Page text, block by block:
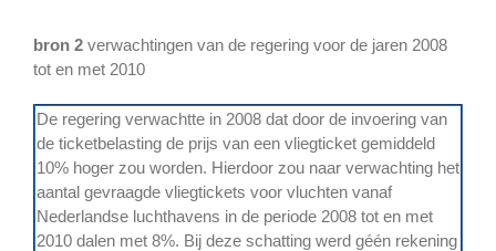
bron 2 verwachtingen van de regering voor de jaren 2008
tot en met 2010
De regering verwachtte in 2008 dat door de invoering van
de ticketbelasting de prijs van een vliegticket gemiddeld
10% hoger zou worden. Hierdoor zou naar verwachting het
aantal gevraagde vliegtickets voor vluchten vanaf
Nederlandse luchthavens in de periode 2008 tot en met
2010 dalen met 8%. Bij deze schatting werd géén rekening